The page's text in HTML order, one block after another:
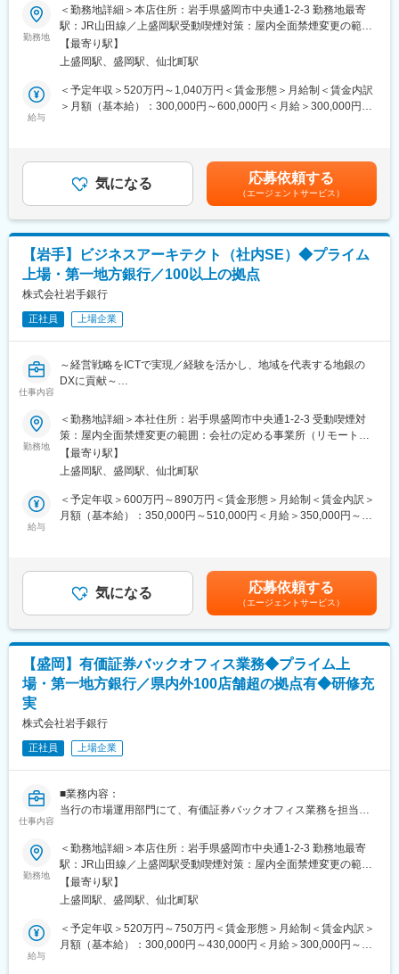
◇これらの研修会、研修派遣には公募制も採用し、より挑戦意欲
に溢れる行員のキャリアアップを支援しています。
■当行が求める人物像：
「人」の成長が当行の成長、地域社会の発展につながっていくと
考えています。
◇当行には、ふるさと岩手のために貢献したいという熱い「想
い」を「形」にできるフィールドがたくさんあります。岩手の未
来を切り拓いていくという使命感のある方を歓迎します。
■当社について：
◎東証プライム上場、県内外100店舗を超える拠点
◎岩手県のリーディングバンクである岩手銀行は「地域社会の発
展に貢献する」「健全経営に徹する」という理念を掲げ、東証プ
ライム上場／合計109拠点を有する第一地方銀行です。
■業務詳細：
（1）サイバーセキュリティシステムの構築・運用管理
（2）行内ならびに共同ＣＳＩＲＴの運営事務局
（3）サイバーアタックの監視運用
■魅力：
理運営により、銀行システムの安全管理に資する重要な業務を担
っていただきます。
◎銀行の経営・営業を支える情報セキュリティ管理体制の強化対
■キャリアチャレンジ：
計画的・体系的な研修システムを採用しています。行内研修とし
ては階層別研修、行内資格認定研修などを実施するとともに、行
外研修にも積極的に派遣しています。また、自己啓発支援施策と
して、公的資格の取得を目指す行員に対し、専門学校等へのスク
ーリングの機会を与える制度「キャリアチャレンジプログラム」
も実施しています。これらの研修会、研修派遣には公募制も採用
し、より挑戦意欲に溢れる行員のキャリアアップを支援していま
す。
岩手銀行の財産は「信用」の担い手である「人」であり、「人」
の成長が同行の成長、地域社会の発展につながっていくと考えて
います。金融業界が目まぐるしく変化し続ける今こそ、環境の変
化に力強く立ち向かい、既成の価値観にとらわれない斬新な発想
岩手のために貢献したいという熱い「想い」を「形」にできるフ
ィールドがたくさんあります。岩手の未来を切り拓いていくとい
・東証プライム上場、県内外100店舗を超える拠点
・岩手県のリーディングバンクである岩手銀行は「地域社会の発
展に貢献する」「健全経営に徹する」という理念を掲げ、東証プ
ライム上場／合計109拠点を有する第一地方銀行です。
変更の範囲：会社の定める業務
勤務地
＜勤務地詳細＞本店住所：岩手県盛岡市中央通1-2-3 勤務地最寄
駅：JR山田線／上盛岡駅受動喫煙対策：屋内全面禁煙変更の範
囲：会社の定める事業所（リモートワーク含む）
【最寄り駅】
上盛岡駅、盛岡駅、仙北町駅
給与
＜予定年収＞520万円～1,040万円＜賃金形態＞月給制＜賃金内訳
＞月額（基本給）：300,000円～600,000円＜月給＞300,000円～
あくまでも目安の金額であり、選考を通じて上下する可能性があ
ります。月給(月額)は固定手当を含めた表記です。
気になる 応募依頼する
（エージェントサービス）
【岩手】ビジネスアーキテクト（社内SE）◆プライム
上場・第一地方銀行／100以上の拠点
株式会社岩手銀行
正社員 上場企業
仕事内容
～経営戦略をICTで実現／経験を活かし、地域を代表する地銀の
DXに貢献～
■業務内容：
◇デジタル推進部に所属いただき、ビジネスアーキテクトとして
従事いただきます。
◇経営戦略や事業課題を理解しそれを実現するためのシステム導
入の企画、開発に携わっていただきます。
■具体的には：
◇ステークホルダー調整 など
◎銀行のDXを主体となって推進いただけます。
◎新しい銀行のカタチを共に創造しましょう。
◇計画的・体系的な研修システムを採用しています。行内研修と
行外研修にも積極的に派遣しています。
リアチャレンジプログラム」も実施しています。
◇これらの研修会、研修派遣には公募制も採用し、より挑戦意欲
■当行が求める人物像：
◇岩手銀行の財産は「信用」の担い手である「人」であり、
「人」の成長が当行の成長、地域社会の発展につながっていくと
◇金融業界が目まぐるしく変化し続ける今こそ、環境の変化に力
強く立ち向かい、既成の価値観にとらわれない斬新な発想力や行
勤務地
＜勤務地詳細＞本社住所：岩手県盛岡市中央通1-2-3 受動喫煙対
策：屋内全面禁煙変更の範囲：会社の定める事業所（リモートワ
ーク含む）
【最寄り駅】
上盛岡駅、盛岡駅、仙北町駅
給与
＜予定年収＞600万円～890万円＜賃金形態＞月給制＜賃金内訳＞
月額（基本給）：350,000円～510,000円＜月給＞350,000円～
くまでも目安の金額であり、選考を通じて上下する可能性があり
ます。月給(月額)は固定手当を含めた表記です。
気になる 応募依頼する
（エージェントサービス）
【盛岡】有価証券バックオフィス業務◆プライム上
場・第一地方銀行／県内外100店舗超の拠点有◆研修充
実
株式会社岩手銀行
正社員 上場企業
仕事内容
■業務内容：
当行の市場運用部門にて、有価証券バックオフィス業務を担当い
■業務詳細：
◇有価証券（債券・株式・投資信託等）の決済・受渡業務
◇有価証券の残高管理・権利行使（利金・配当金・償還金等）の
処理
◇各種照会対応（行内フロント部門、取引業者、カストディア
ン、証券決済機関等）
勤務地
＜勤務地詳細＞本店住所：岩手県盛岡市中央通1-2-3 勤務地最寄
駅：JR山田線／上盛岡駅受動喫煙対策：屋内全面禁煙変更の範
囲：会社の定める事業所（リモートワーク含む）
【最寄り駅】
上盛岡駅、盛岡駅、仙北町駅
給与
＜予定年収＞520万円～750万円＜賃金形態＞月給制＜賃金内訳＞
月額（基本給）：300,000円～430,000円＜月給＞300,000円～